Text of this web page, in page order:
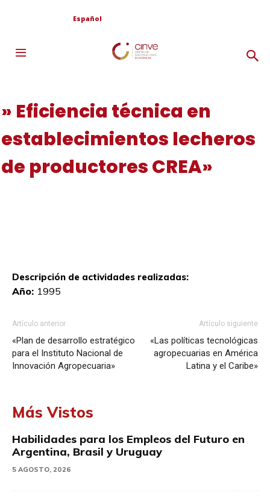
Español
» Eficiencia técnica en
establecimientos lecheros
de productores CREA»
Descripción de actividades realizadas:
Año: 1995
Artículo anterior
«Plan de desarrollo estratégico
para el Instituto Nacional de
Innovación Agropecuaria»
Artículo siguiente
«Las políticas tecnológicas
agropecuarias en América
Latina y el Caribe»
Más Vistos
Habilidades para los Empleos del Futuro en
Argentina, Brasil y Uruguay
5 AGOSTO, 2026